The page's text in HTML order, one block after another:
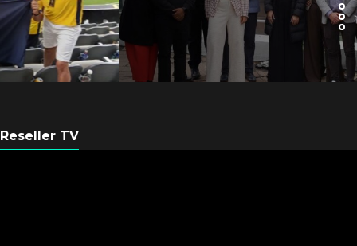
Argentina se fortalece con
nueva sede
Reseller TV